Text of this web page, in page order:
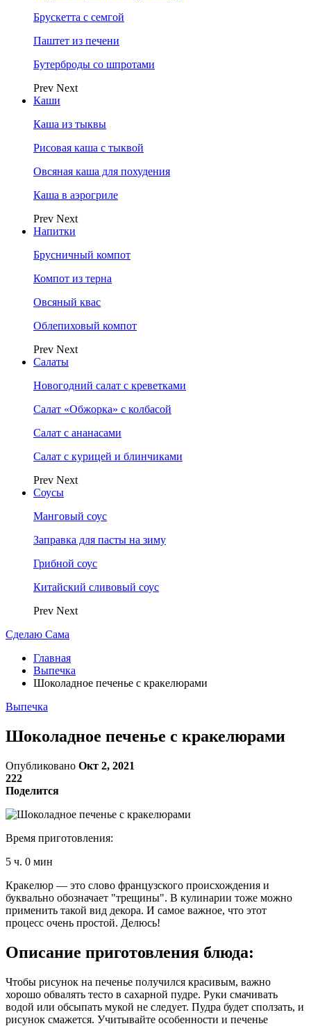
Брускетта с семгой
Паштет из печени
Бутерброды со шпротами
Prev Next
Каши
Каша из тыквы
Рисовая каша с тыквой
Овсяная каша для похудения
Каша в аэрогриле
Prev Next
Напитки
Брусничный компот
Компот из терна
Овсяный квас
Облепиховый компот
Prev Next
Салаты
Новогодний салат с креветками
Салат «Обжорка» с колбасой
Салат с ананасами
Салат с курицей и блинчиками
Prev Next
Соусы
Манговый соус
Заправка для пасты на зиму
Грибной соус
Китайский сливовый соус
Prev Next
Сделаю Сама
Главная
Выпечка
Шоколадное печенье с кракелюрами
Выпечка
Шоколадное печенье с кракелюрами
Опубликовано Окт 2, 2021
222
Поделится
Время приготовления:
5 ч. 0 мин
Кракелюр — это слово французского происхождения и
буквально обозначает "трещины". В кулинарии тоже можно
применить такой вид декора. И самое важное, что этот
процесс очень простой. Делюсь!
Описание приготовления блюда:
Чтобы рисунок на печенье получился красивым, важно
хорошо обвалять тесто в сахарной пудре. Руки смачивать
водой или обсыпать мукой не следует. Пудра будет сползать, и
рисунок смажется. Учитывайте особенности и печенье